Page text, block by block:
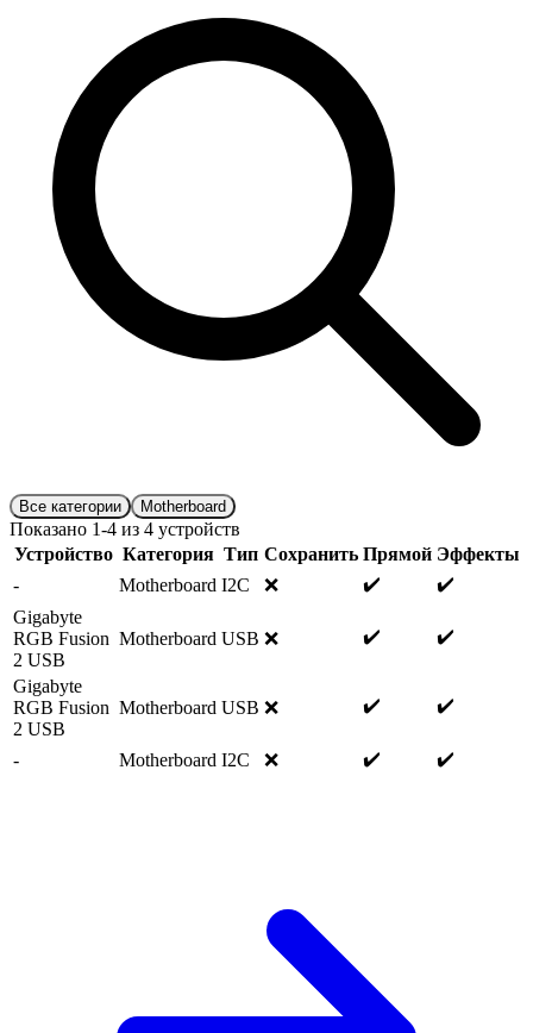
Все категории Motherboard
Показано 1-4 из 4 устройств
Устройство Категория Тип Сохранить Прямой Эффекты
-
Motherboard I2C ❌ ✔️
✔️
Gigabyte
RGB Fusion
2 USB
Motherboard USB ❌ ✔️ ✔️
Gigabyte
RGB Fusion
2 USB
Motherboard USB ❌ ✔️ ✔️
- Motherboard I2C ❌ ✔️ ✔️